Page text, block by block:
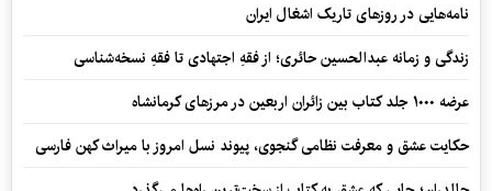
نامه‌هایی در روزهای تاریک اشغال ایران
زندگی و زمانه عبدالحسین حائری؛ از فقهِ اجتهادی تا فقهِ نسخه‌شناسی
عرضه ۱۰۰۰ جلد کتاب بین زائران اربعین در مرزهای کرمانشاه
حکایت عشق و معرفت نظامی گنجوی، پیوند نسل امروز با میراث کهن فارسی